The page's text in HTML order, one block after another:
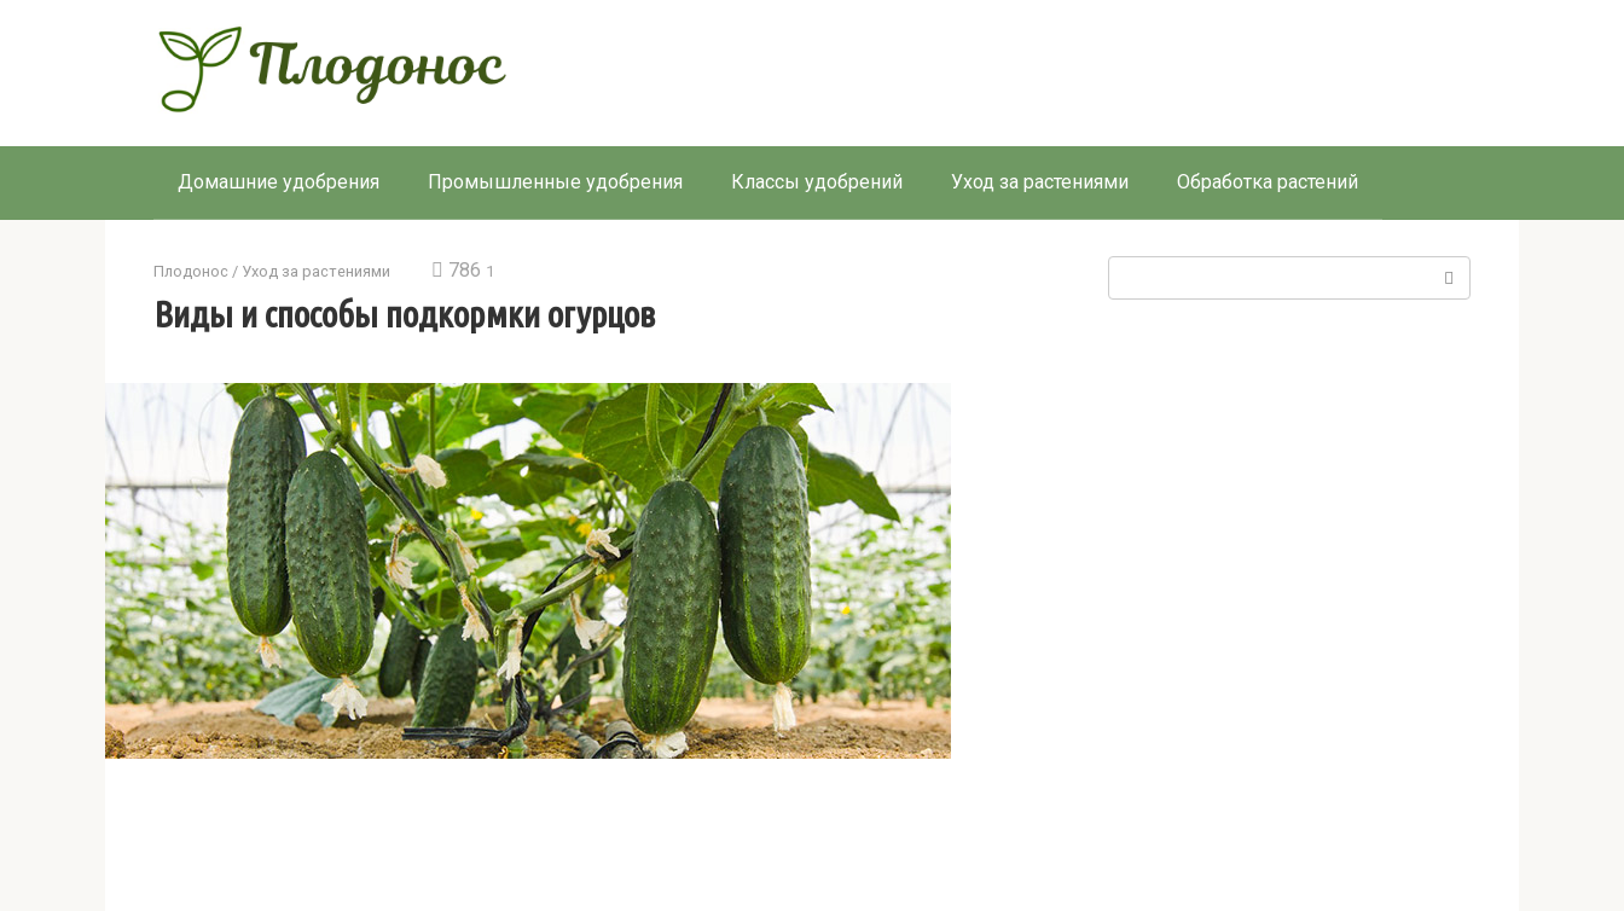
Домашние удобрения Промышленные удобрения Классы удобрений Уход за растениями Обработка растений
Плодонос / Уход за растениями 786 1
Виды и способы подкормки огурцов